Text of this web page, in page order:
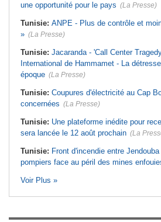
une opportunité pour le pays (La Presse)
Tunisie: ANPE - Plus de contrôle et
» (La Presse)
Tunisie: Jacaranda - 'Call Center
International de Hammamet - La
époque (La Presse)
Tunisie: Coupures d'électricité au Cap
concernées (La Presse)
Tunisie: Une plateforme inédite pour
sera lancée le 12 août prochain (La
Tunisie: Front d'incendie entre
pompiers face au péril des mines
Voir Plus »